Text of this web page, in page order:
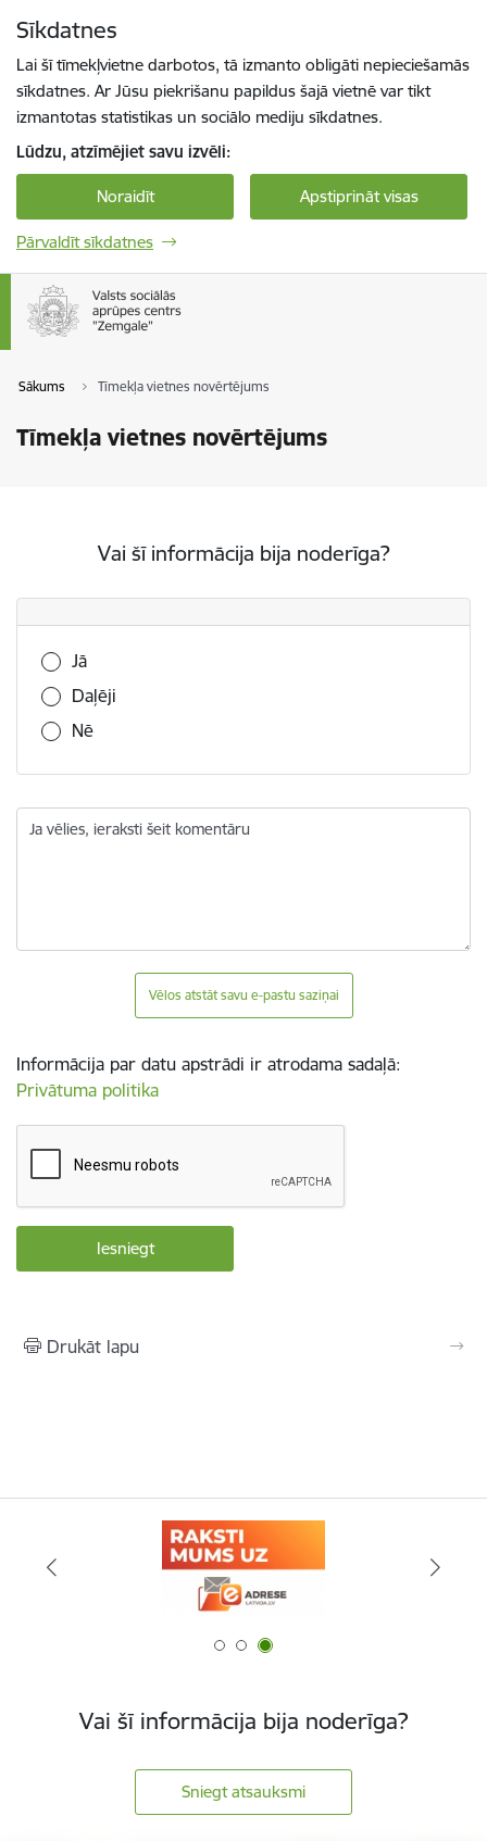
Sīkdatnes
Lai šī tīmekļvietne darbotos, tā izmanto obligāti nepieciešamās
sīkdatnes. Ar Jūsu piekrišanu papildus šajā vietnē var tikt
izmantotas statistikas un sociālo mediju sīkdatnes.
Lūdzu, atzīmējiet savu izvēli:
Noraidīt Apstiprināt visas
Pārvaldīt sīkdatnes
Sākums Tīmekļa vietnes novērtējums
Tīmekļa vietnes novērtējums
Vai šī informācija bija noderīga?
Vai šī informācija bija noderīga?
Jā
Daļēji
Nē
Ja vēlies, ieraksti šeit komentāru
Vēlos atstāt savu e-pastu saziņai
Informācija par datu apstrādi ir atrodama sadaļā:
Privātuma politika
Drukāt lapu
Vai šī informācija bija noderīga?
Sniegt atsauksmi